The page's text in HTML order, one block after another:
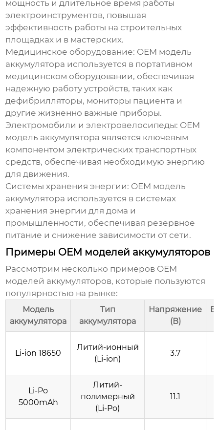
мощность и длительное время работы
электроинструментов, повышая
эффективность работы на строительных
площадках и в мастерских.
Медицинское оборудование: OEM модель
аккумулятора используется в портативном
медицинском оборудовании, обеспечивая
надежную работу устройств, таких как
дефибрилляторы, мониторы пациента и
другие жизненно важные приборы.
Электромобили и электровелосипеды: OEM
модель аккумулятора является ключевым
компонентом электрических транспортных
средств, обеспечивая необходимую энергию
для движения.
Системы хранения энергии: OEM модель
аккумулятора используется в системах
хранения энергии для дома и
промышленности, обеспечивая резервное
питание и снижение зависимости от сети.
Примеры OEM моделей аккумуляторов
Рассмотрим несколько примеров OEM
моделей аккумуляторов, которые пользуются
популярностью на рынке:
Модель
аккумулятора
Тип
аккумулятора
Напряжение
(В)
Li-ion 18650
Литий-ионный
(Li-ion)
3.7
Li-Po
5000mAh
Литий-
полимерный
(Li-Po)
11.1